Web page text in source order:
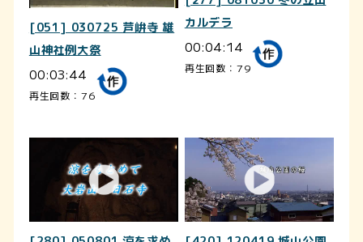
[051] 030725 芦峅寺 雄
山神社例大祭
00:03:44
再生回数：76
カルデラ
00:04:14
再生回数：79